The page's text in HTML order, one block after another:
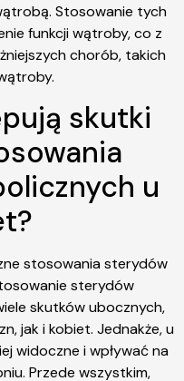
Stosowanie tych
funkcji wątroby, co z
chorób, takich
skutki
u
stosowania sterydów
sterydów
skutków ubocznych,
jak i kobiet. Jednakże, u
widoczne i wpływać na
Przede wszystkim,